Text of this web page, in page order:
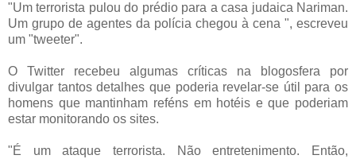
"Um terrorista pulou do prédio para a casa judaica Nariman.
Um grupo de agentes da polícia chegou à cena ", escreveu
um "tweeter".
O Twitter recebeu algumas críticas na blogosfera por
divulgar tantos detalhes que poderia revelar-se útil para os
homens que mantinham reféns em hotéis e que poderiam
estar monitorando os sites.
"É um ataque terrorista. Não entretenimento. Então,